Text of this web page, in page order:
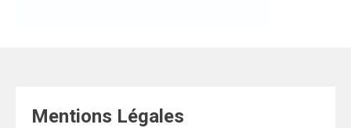
Mentions Légales